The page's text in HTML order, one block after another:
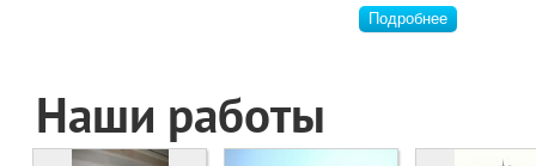
Подробнее
Наши работы